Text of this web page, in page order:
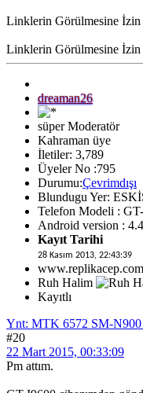
Linklerin Görülmesine
Linklerin Görülmesine
dreaman26
süper Moderatör
Kahraman üye
İletiler: 3,789
Üyeler No :795
Durumu:Çevrimdışı
Blundugu Yer:
Telefon Modeli :
Android version :
Kayıt Tarihi
28 Kasım 2013, 22:43:39
www.replikacep.com
Ruh Halim
Kayıtlı
Ynt: MTK 6572 SM-
#20
22 Mart 2015, 00:33:09
Pm attım.